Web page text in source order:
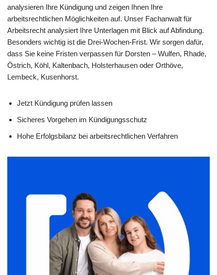
analysieren Ihre Kündigung und zeigen Ihnen Ihre
arbeitsrechtlichen Möglichkeiten auf. Unser Fachanwalt für
Arbeitsrecht analysiert Ihre Unterlagen mit Blick auf Abfindung.
Besonders wichtig ist die Drei-Wochen-Frist. Wir sorgen dafür,
dass Sie keine Fristen verpassen für Dorsten – Wulfen, Rhade,
Östrich, Köhl, Kaltenbach, Holsterhausen oder Orthöve,
Lembeck, Kusenhorst.
Jetzt Kündigung prüfen lassen
Sicheres Vorgehen im Kündigungsschutz
Hohe Erfolgsbilanz bei arbeitsrechtlichen Verfahren